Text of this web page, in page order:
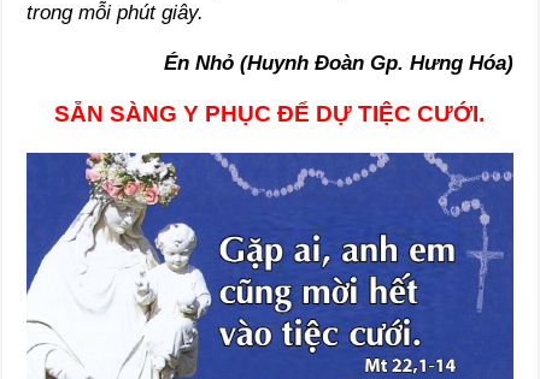
trong mỗi phút giây.
Én Nhỏ (Huynh Đoàn Gp. Hưng Hóa)
SẴN SÀNG Y PHỤC ĐỂ DỰ TIỆC CƯỚI.